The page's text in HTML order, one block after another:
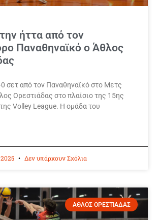
ήττα από τον
Παναθηναϊκό ο Άθλος
0 σετ από τον Παναθηναϊκό στο Μετς
Ορεστιάδας στο πλαίσιο της 15ης
Volley League. Η ομάδα του
Δεν υπάρχουν Σχόλια
ΑΘΛΟΣ ΟΡΕΣΤΙΑΔΑΣ